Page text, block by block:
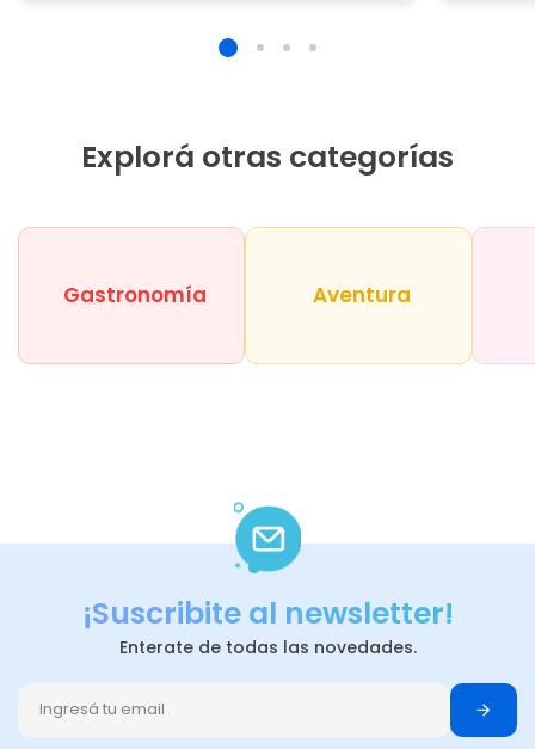
Explorá otras categorías
Gastronomía Aventura
¡Suscribite al newsletter!
Enterate de todas las novedades.